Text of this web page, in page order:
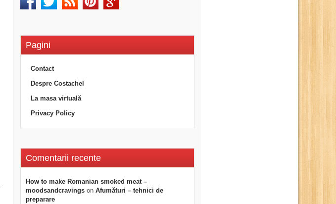
Pagini
Contact
Despre Costachel
La masa virtuală
Privacy Policy
Comentarii recente
How to make Romanian smoked meat –
moodsandcravings on Afumături – tehnici de
preparare